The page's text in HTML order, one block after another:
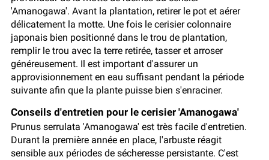
'Amanogawa'. Avant la plantation, retirer le pot et aérer
délicatement la motte. Une fois le cerisier colonnaire
japonais bien positionné dans le trou de plantation,
remplir le trou avec la terre retirée, tasser et arroser
généreusement. Il est important d'assurer un
approvisionnement en eau suffisant pendant la période
suivante afin que la plante puisse bien s'enraciner.
Conseils d'entretien pour le cerisier 'Amanogawa'
Prunus serrulata 'Amanogawa' est très facile d'entretien.
Durant la première année en place, l'arbuste réagit
sensible aux périodes de sécheresse persistante. C'est